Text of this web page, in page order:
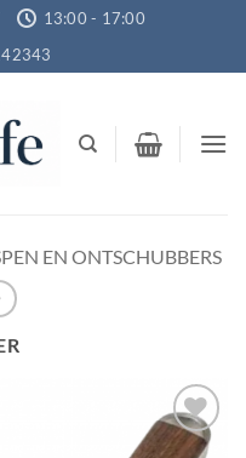
13:00 - 17:00
EN ONTSCHUBBERS